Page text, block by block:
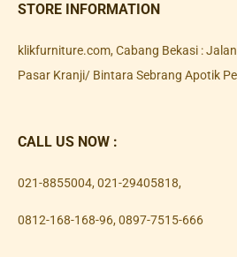
STORE INFORMATION
klikfurniture.com, Cabang Bekasi :
Pasar Kranji/ Bintara Sebrang Apotik
CALL US NOW :
021-8855004, 021-29405818,
0812-168-168-96, 0897-7515-666